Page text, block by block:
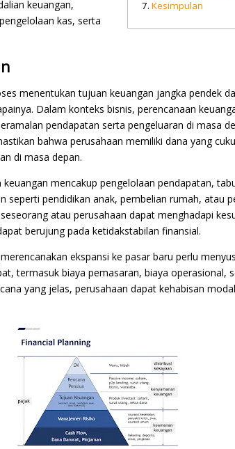
Kesimpulan
keuangan,
kas, serta
menentukan tujuan keuangan jangka pendek
Dalam konteks bisnis, perencanaan
pendapatan serta pengeluaran di masa
bahwa perusahaan memiliki dana yang
di masa depan.
mencakup pengelolaan pendapatan,
seperti pendidikan anak, pembelian rumah, atau
atau perusahaan dapat menghadapi
berujung pada ketidakstabilan finansial.
ekspansi ke pasar baru perlu
termasuk biaya pemasaran, biaya operasional,
yang jelas, perusahaan dapat kehabisan